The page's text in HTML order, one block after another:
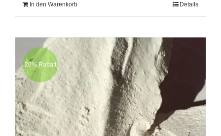
In den Warenkorb Details
20% Rabatt